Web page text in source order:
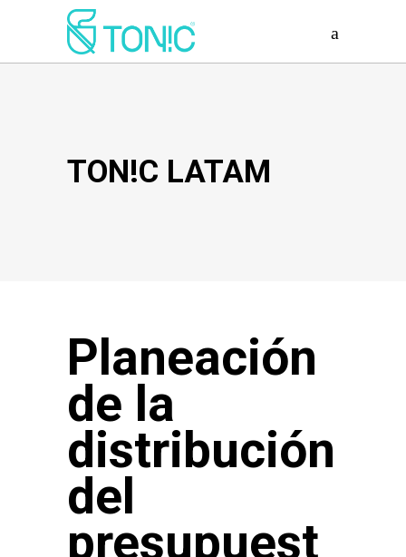
TON!C LATAM
Planeación
de la
distribución
del
presupuest